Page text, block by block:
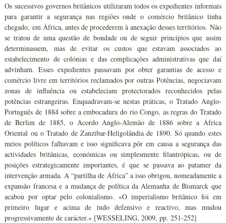
Os sucessivos governos britânicos utilizaram todos os expedientes informais
para garantir a segurança nas regiões onde o comércio britânico tinha
chegado, em África, antes de procederem à anexação desses territórios. Não
se tratou de uma questão de bondade ou de seguir princípios que assim
determinassem, mas de evitar os custos que estavam associados ao
estabelecimento de colónias e das complicações administrativas que daí
advinham. Esses expedientes passavam por obter garantias de acesso e
comércio livre em territórios reclamados por outras Potências, negociavam
zonas de influência ou estabeleciam protectorados reconhecidos pelas
potências estrangeiras. Enquadravam-se nestas práticas, o Tratado Anglo-
Português de 1884 sobre a embocadura do rio Congo, as regras do Tratado
de Berlim de 1885, o Acordo Anglo-Alemão de 1886 sobre a África
Oriental ou o Tratado de Zanzibar-Heligolândia de 1890. Só quando estes
meios políticos falhavam e isso significava pôr em causa a segurança das
actividades britânicas, económicas ou simplesmente filantrópicas, ou de
posições estrategicamente importantes, é que se passava ao patamer da
intervenção armada. A “partilha de África” a isso obrigou, nomeadamente a
expansão francesa e a mudança de política da Alemanha de Bismarck que
acabou por optar pelo colonialismo. «O imperialismo britânico foi em
primeiro lugar e acima de tudo defensivo e reactivo, mas mudou
progressivamente de carácter.» [WESSELING, 2009, pp. 251-252]